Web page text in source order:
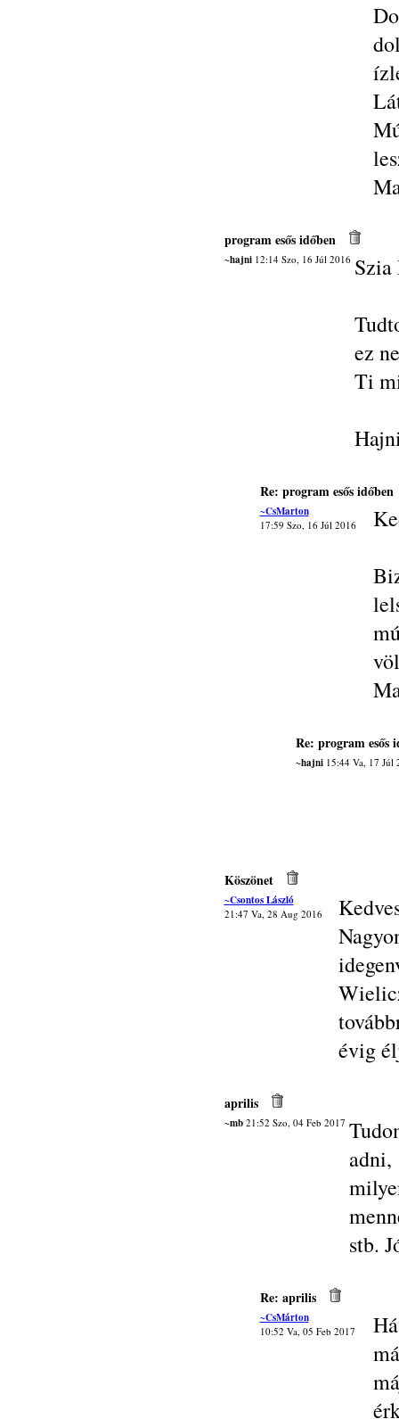
program esős időben
~hajni12:14 Szo, 16 Júl 2016
ez
Ti
Re: program esős időben
~CsMarton
17:59 Szo, 16 Júl 2016
Re: program esős
~hajni15:44 Va, 17 Júl
Köszönet
~Csontos László
21:47 Va, 28 Aug 2016
évig
aprilis
~mb21:52 Szo, 04 Feb 2017
stb.
Re: aprilis
~CsMárton
10:52 Va, 05 Feb 2017